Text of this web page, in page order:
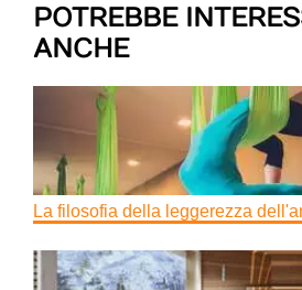
POTREBBE
ANCHE
La filosofia della leggerezza